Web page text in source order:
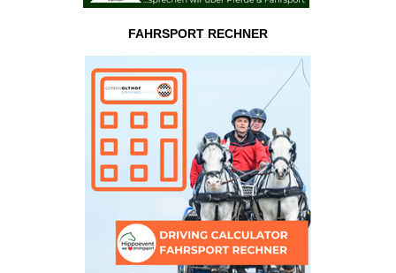
FAHRSPORT RECHNER